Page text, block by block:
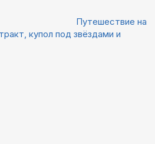
Путешествие на
купол под звёздами и